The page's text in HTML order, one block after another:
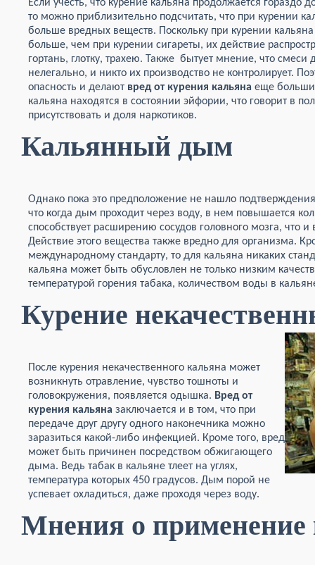
Если учесть, что курение кальяна продолжается гораздо
то можно приблизительно подсчитать, что при курении
больше вредных веществ. Поскольку при курении
больше, чем при курении сигареты, их действие
гортань, глотку, трахею. Также бытует мнение, что смеси
нелегально, и никто их производство не контролирует.
опасность и делают вред от курения кальяна еще
кальяна находятся в состоянии эйфории, что говорит в
присутствовать и доля наркотиков.
Кальянный дым
Однако пока это предположение не нашло
что когда дым проходит через воду, в нем повышается
способствует расширению сосудов головного мозга, что
Действие этого вещества также вредно для организма.
международному стандарту, то для кальяна никаких
кальяна может быть обусловлен не только низким
температурой горения табака, количеством воды в
Курение
После курения некачественного кальяна может
возникнуть отравление, чувство тошноты и
головокружения, появляется одышка. Вред от
курения кальяна заключается и в том, что при
передаче друг другу одного наконечника можно
заразиться какой-либо инфекцией. Кроме того, вред
может быть причинен посредством обжигающего
дыма. Ведь табак в кальяне тлеет на углях,
температура которых 450 градусов. Дым порой не
успевает охладиться, даже проходя через воду.
Мнения о применение